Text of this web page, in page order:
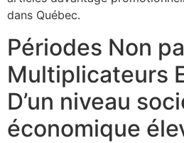
dans Québec.
Périodes Non
Multiplicateurs
D’un niveau
économique